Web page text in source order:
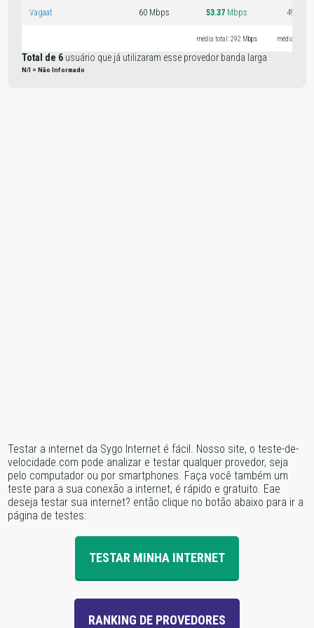
Vagaat 60 Mbps 53.37 Mbps 49.08
média total: 292 Mbps média total:
Total de 6 usuário que já utilizaram esse provedor banda larga
N/I = Não Informado
Testar a internet da Sygo Internet é fácil. Nosso site, o teste-de-
velocidade.com pode analizar e testar qualquer provedor, seja
pelo computador ou por smartphones. Faça você também um
teste para a sua conexão a internet, é rápido e gratuito. Eae
deseja testar sua internet? então clique no botão abaixo para ir a
página de testes:
TESTAR MINHA INTERNET
RANKING DE PROVEDORES